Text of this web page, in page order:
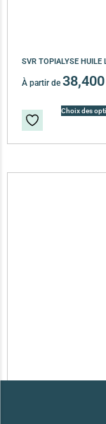
SVR TOPIALYSE HUILE
À partir de 38,400
Choix des